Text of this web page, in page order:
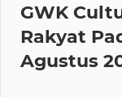
GWK
Rakyat
Agustus